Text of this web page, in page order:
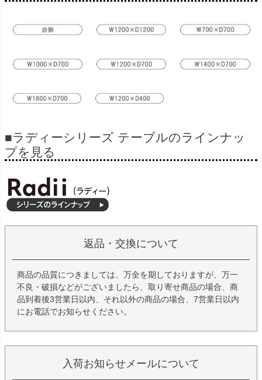
■ラディーシリーズ テーブルのラインナッ
プを見る
返品・交換について
商品の品質につきましては、万全を期しておりますが、万一
不良・破損などがございましたら、取り寄せ商品の場合、商
品到着後3営業日以内、それ以外の商品の場合、7営業日以内
にお電話でお知らせください。
入荷お知らせメールについて